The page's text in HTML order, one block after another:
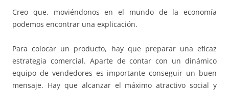
Creo que, moviéndonos en el mundo de la economía
podemos encontrar una explicación.
Para colocar un producto, hay que preparar una eficaz
estrategia comercial. Aparte de contar con un dinámico
equipo de vendedores es importante conseguir un buen
mensaje. Hay que alcanzar el máximo atractivo social y